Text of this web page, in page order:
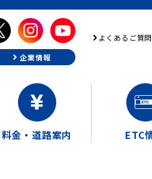
企業情報
よくあるご質問
料金・道路案内 ETC